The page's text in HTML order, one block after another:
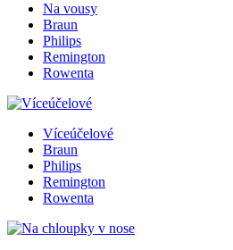
Na vousy
Braun
Philips
Remington
Rowenta
Víceúčelové
Braun
Philips
Remington
Rowenta